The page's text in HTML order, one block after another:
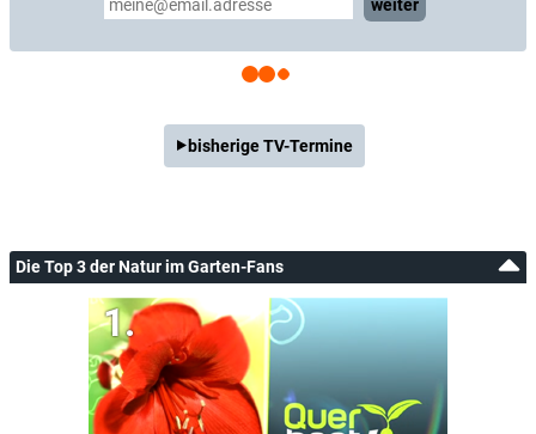
weiter
bisherige TV-Termine
Die Top 3 der Natur im Garten-Fans